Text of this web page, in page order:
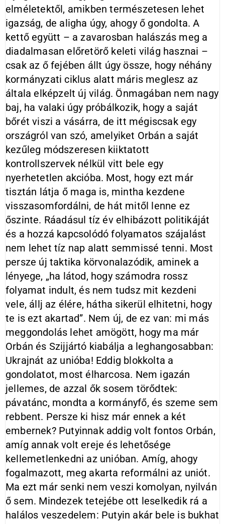
elméletektől, amikben természetesen lehet
igazság, de aligha úgy, ahogy ő gondolta. A
kettő együtt – a zavarosban halászás meg a
diadalmasan előretörő keleti világ hasznai –
csak az ő fejében állt úgy össze, hogy néhány
kormányzati ciklus alatt máris meglesz az
általa elképzelt új világ. Önmagában nem nagy
baj, ha valaki úgy próbálkozik, hogy a saját
bőrét viszi a vásárra, de itt mégiscsak egy
országról van szó, amelyiket Orbán a saját
kezűleg módszeresen kiiktatott
kontrollszervek nélkül vitt bele egy
nyerhetetlen akcióba. Most, hogy ezt már
tisztán látja ő maga is, mintha kezdene
visszasomfordálni, de hát mitől lenne ez
őszinte. Ráadásul tíz év elhibázott politikáját
és a hozzá kapcsolódó folyamatos szájalást
nem lehet tíz nap alatt semmissé tenni. Most
persze új taktika körvonalazódik, aminek a
lényege, „ha látod, hogy számodra rossz
folyamat indult, és nem tudsz mit kezdeni
vele, állj az élére, hátha sikerül elhitetni, hogy
te is ezt akartad”. Nem új, de ez van: mi más
meggondolás lehet amögött, hogy ma már
Orbán és Szijjártó kiabálja a leghangosabban:
Ukrajnát az unióba! Eddig blokkolta a
gondolatot, most élharcosa. Nem igazán
jellemes, de azzal ők sosem törődtek:
pávatánc, mondta a kormányfő, és szeme sem
rebbent. Persze ki hisz már ennek a két
embernek? Putyinnak addig volt fontos Orbán,
amíg annak volt ereje és lehetősége
kellemetlenkedni az unióban. Amíg, ahogy
fogalmazott, meg akarta reformálni az uniót.
Ma ezt már senki nem veszi komolyan, nyilván
ő sem. Mindezek tetejébe ott leselkedik rá a
halálos veszedelem: Putyin akár bele is bukhat